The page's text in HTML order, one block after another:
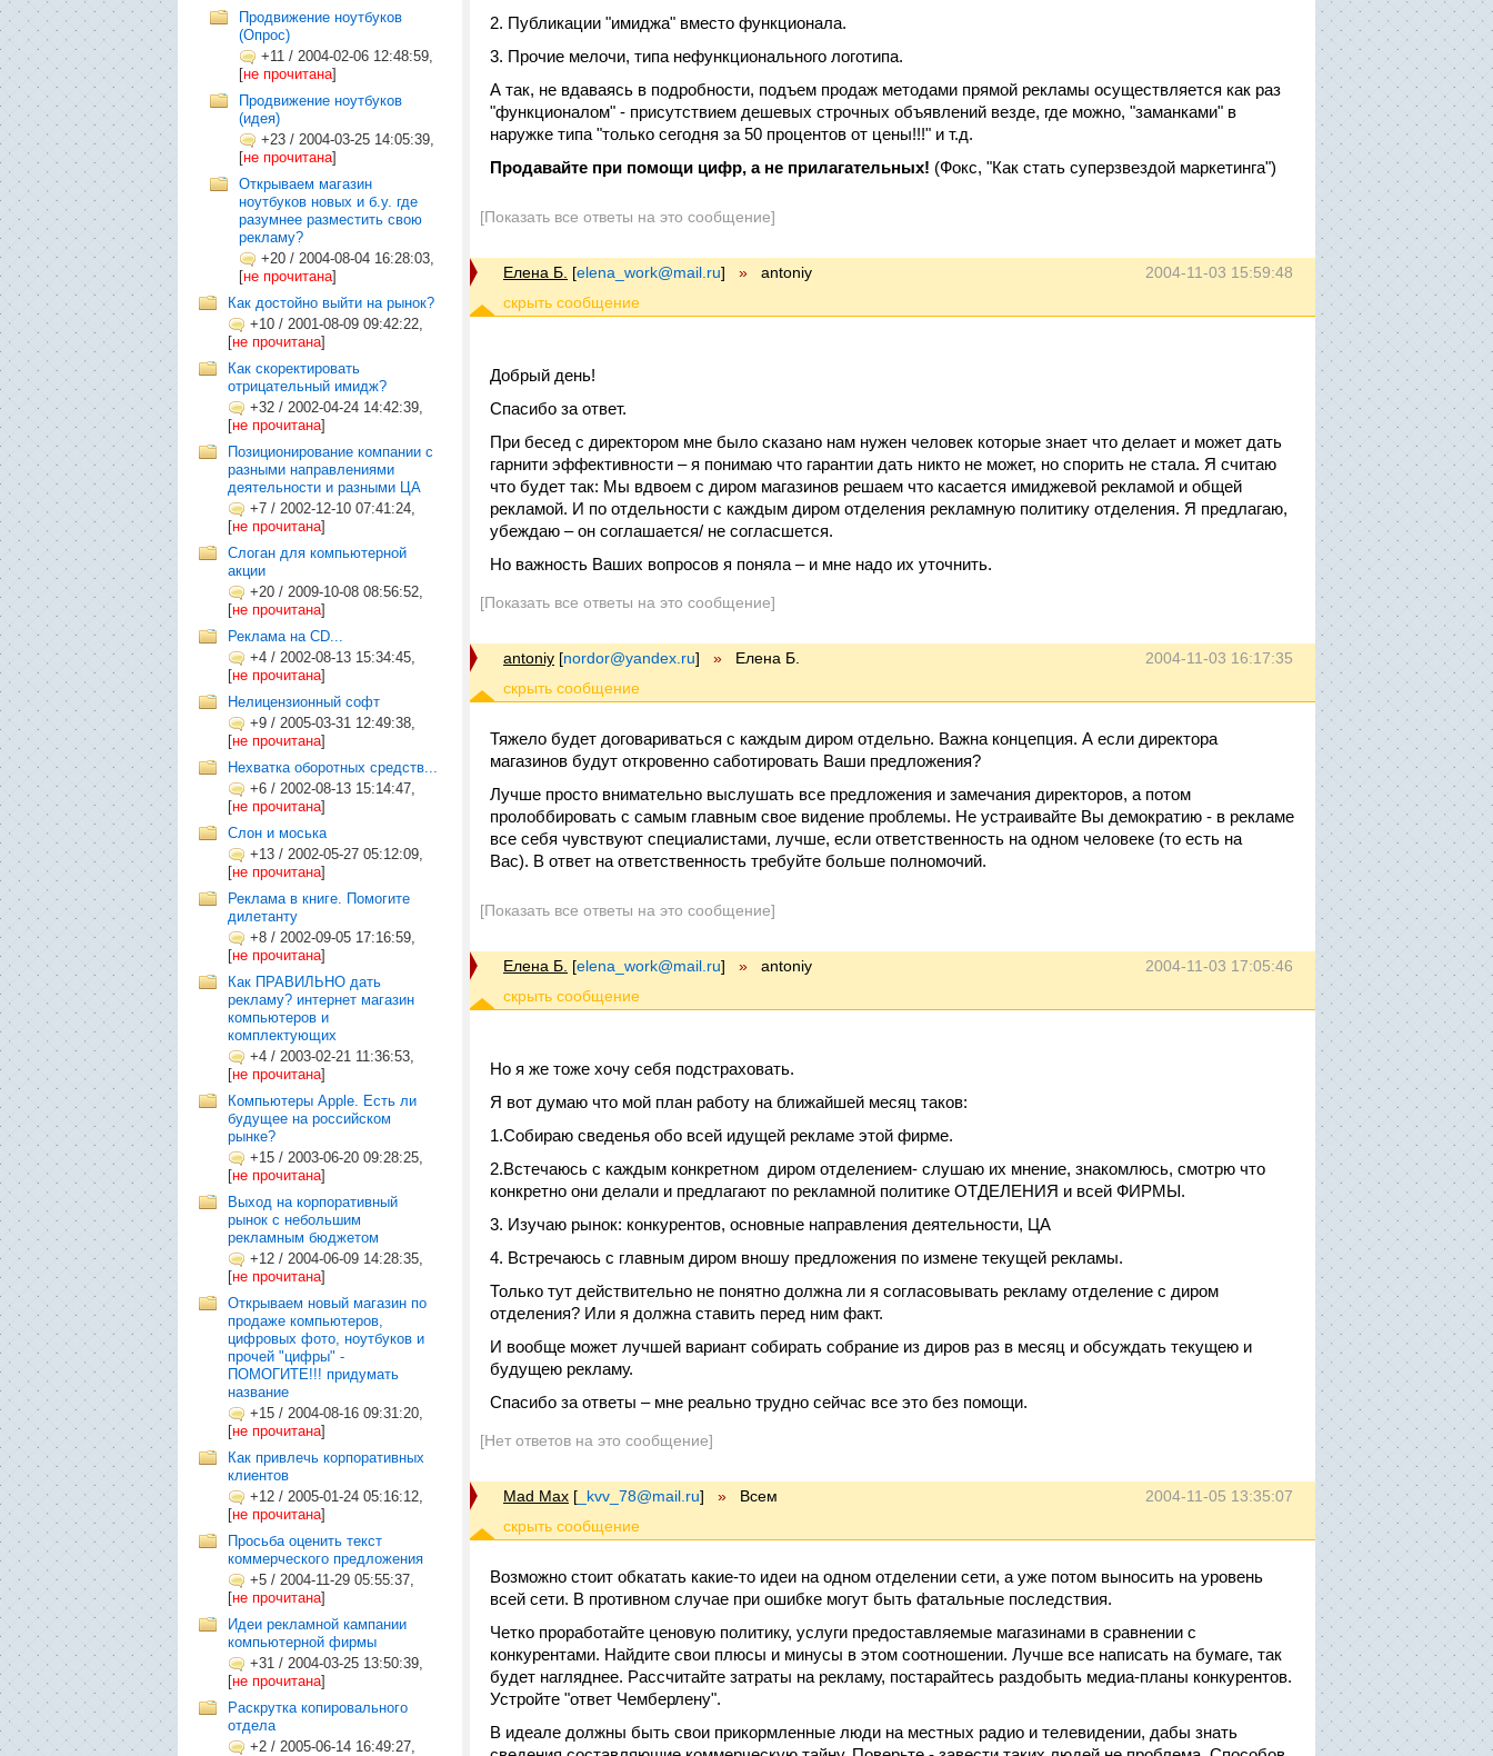
Продвижение ноутбуков
(Опрос)
+11 / 2004-02-06 12:48:59,
[не прочитана]
Продвижение ноутбуков
(идея)
+23 / 2004-03-25 14:05:39,
[не прочитана]
Открываем магазин
ноутбуков новых и б.у. где
разумнее разместить свою
рекламу?
+20 / 2004-08-04 16:28:03,
[не прочитана]
Как достойно выйти на рынок?
+10 / 2001-08-09 09:42:22,
[не прочитана]
Как скоректировать
отрицательный имидж?
+32 / 2002-04-24 14:42:39,
[не прочитана]
Позиционирование компании с
разными направлениями
деятельности и разными ЦА
+7 / 2002-12-10 07:41:24,
[не прочитана]
Слоган для компьютерной
акции
+20 / 2009-10-08 08:56:52,
[не прочитана]
Реклама на CD...
+4 / 2002-08-13 15:34:45,
[не прочитана]
Нелицензионный софт
+9 / 2005-03-31 12:49:38,
[не прочитана]
Нехватка оборотных средств...
+6 / 2002-08-13 15:14:47,
[не прочитана]
Слон и моська
+13 / 2002-05-27 05:12:09,
[не прочитана]
Реклама в книге. Помогите
дилетанту
+8 / 2002-09-05 17:16:59,
[не прочитана]
Как ПРАВИЛЬНО дать
рекламу? интернет магазин
компьютеров и
комплектующих
+4 / 2003-02-21 11:36:53,
[не прочитана]
Компьютеры Apple. Есть ли
будущее на российском
рынке?
+15 / 2003-06-20 09:28:25,
[не прочитана]
Выход на корпоративный
рынок с небольшим
рекламным бюджетом
+12 / 2004-06-09 14:28:35,
[не прочитана]
Открываем новый магазин по
продаже компьютеров,
цифровых фото, ноутбуков и
прочей "цифры" -
ПОМОГИТЕ!!! придумать
название
+15 / 2004-08-16 09:31:20,
[не прочитана]
Как привлечь корпоративных
клиентов
+12 / 2005-01-24 05:16:12,
[не прочитана]
Просьба оценить текст
коммерческого предложения
+5 / 2004-11-29 05:55:37,
[не прочитана]
Идеи рекламной кампании
компьютерной фирмы
+31 / 2004-03-25 13:50:39,
[не прочитана]
Раскрутка копировального
отдела
+2 / 2005-06-14 16:49:27,
2. Публикации "имиджа" вместо функционала.
3. Прочие мелочи, типа нефункционального логотипа.
А так, не вдаваясь в подробности, подъем продаж методами прямой рекламы осуществляется как раз
"функционалом" - присутствием дешевых строчных объявлений везде, где можно, "заманками" в
наружке типа "только сегодня за 50 процентов от цены!!!" и т.д.
Продавайте при помощи цифр, а не прилагательных! (Фокс, "Как стать суперзвездой маркетинга")
[Показать все ответы на это сообщение]
2004-11-03 15:59:48
Елена Б. [elena_work@mail.ru] » antoniy
Добрый день!
Спасибо за ответ.
При бесед с директором мне было сказано нам нужен человек которые знает что делает и может дать
гарнити эффективности – я понимаю что гарантии дать никто не может, но спорить не стала. Я считаю
что будет так: Мы вдвоем с диром магазинов решаем что касается имиджевой рекламой и общей
рекламой. И по отдельности с каждым диром отделения рекламную политику отделения. Я предлагаю,
убеждаю – он соглашается/ не согласшется.
Но важность Ваших вопросов я поняла – и мне надо их уточнить.
[Показать все ответы на это сообщение]
2004-11-03 16:17:35
antoniy [nordor@yandex.ru] » Елена Б.
Тяжело будет договариваться с каждым диром отдельно. Важна концепция. А если директора
магазинов будут откровенно саботировать Ваши предложения?
Лучше просто внимательно выслушать все предложения и замечания директоров, а потом
пролоббировать с самым главным свое видение проблемы. Не устраивайте Вы демократию - в рекламе
все себя чувствуют специалистами, лучше, если ответственность на одном человеке (то есть на
Вас). В ответ на ответственность требуйте больше полномочий.
[Показать все ответы на это сообщение]
2004-11-03 17:05:46
Елена Б. [elena_work@mail.ru] » antoniy
Но я же тоже хочу себя подстраховать.
Я вот думаю что мой план работу на ближайшей месяц таков:
1.Собираю сведенья обо всей идущей рекламе этой фирме.
2.Встечаюсь с каждым конкретном диром отделением- слушаю их мнение, знакомлюсь, смотрю что
конкретно они делали и предлагают по рекламной политике ОТДЕЛЕНИЯ и всей ФИРМЫ.
3. Изучаю рынок: конкурентов, основные направления деятельности, ЦА
4. Встречаюсь с главным диром вношу предложения по измене текущей рекламы.
Только тут действительно не понятно должна ли я согласовывать рекламу отделение с диром
отделения? Или я должна ставить перед ним факт.
И вообще может лучшей вариант собирать собрание из диров раз в месяц и обсуждать текущею и
будущею рекламу.
Спасибо за ответы – мне реально трудно сейчас все это без помощи.
[Нет ответов на это сообщение]
2004-11-05 13:35:07
Mad Max [ _kvv_78@mail.ru] » Всем
Возможно стоит обкатать какие-то идеи на одном отделении сети, а уже потом выносить на уровень
всей сети. В противном случае при ошибке могут быть фатальные последствия.
Четко проработайте ценовую политику, услуги предоставляемые магазинами в сравнении с
конкурентами. Найдите свои плюсы и минусы в этом соотношении. Лучше все написать на бумаге, так
будет нагляднее. Рассчитайте затраты на рекламу, постарайтесь раздобыть медиа-планы конкурентов.
Устройте "ответ Чемберлену".
В идеале должны быть свои прикормленные люди на местных радио и телевидении, дабы знать